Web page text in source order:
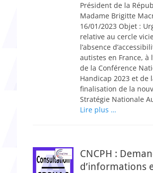
Président de la
Madame Brigitte
16/01/2023 Objet :
relative au cercle
l’absence
autistes en France, à
de la Conférence
Handicap 2023 et de
finalisation de la
Stratégie Nationale
Lire plus …
CNCPH :
d’informations